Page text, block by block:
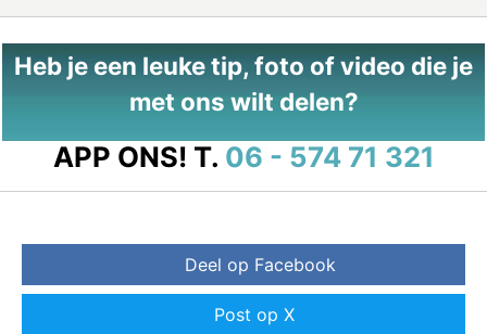
Heb je een leuke tip, foto of video die je
met ons wilt delen?
APP ONS! T. 06 - 574 71 321
Deel op Facebook
Post op X